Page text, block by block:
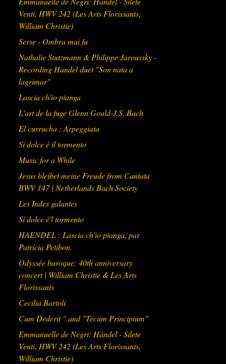
suabes flores de música para órgano", con
unas 250 obras.
- "Flores de música, obras y versos de
varios organistas, escriptas por f. Antonio
Martín Coll, organista de San Diego de
Alcalá, 1706".
- "Pensil deleitoso de suabes flores de
f. Antonio Martín, organista ... de Alacalá,
1707)".
- "Huerto ameno de varias flores de música
recogidas de muchos organistas por fray
Antonio Martín, 1708".
- "Huerto ameno de varias flores de música
Antonio Martín, 1709".
- "Ramillete oloroso: suabes flores de
música para órgano compuestas por fray
Antonio Martín, 1709)".
Venti, HWV 242 (Les Arts Florissants,
William Christie)
Serse - Ombra mai fu
Nathalie Stutzmann & Philippe Jaroussky -
Recording Handel duet "Son nata a
lagrimar"
Lascia ch'io pianga
L'art de la fuge Glenn Gould-J.S. Bach
El currucha : Arpeggiata
Si dolce è il tormento
Music for a While
Jesus bleibet meine Freude from Cantata
BWV 147 | Netherlands Bach Society
Les Indes galantes
Sì dolce è'l tormento
HAENDEL : Lascia ch'io pianga, par
Patricia Petibon.
Odyssée baroque: 40th anniversary
concert | William Christie & Les Arts
Florissants
Cecilia Bartoli
Cum Dederit " and "Tecum Principium"
Emmanuelle de Negri: Händel - Silete
Venti, HWV 242 (Les Arts Florissants,
William Christie)